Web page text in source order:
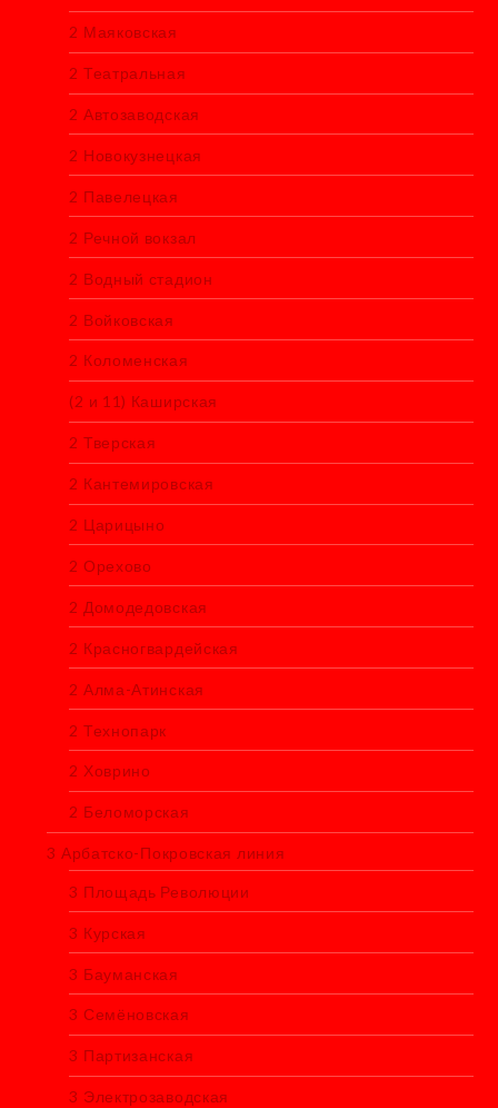
2 Маяковская
2 Театральная
2 Автозаводская
2 Новокузнецкая
2 Павелецкая
2 Речной вокзал
2 Водный стадион
2 Войковская
2 Коломенская
(2 и 11) Каширская
2 Тверская
2 Кантемировская
2 Царицыно
2 Орехово
2 Домодедовская
2 Красногвардейская
2 Алма-Атинская
2 Технопарк
2 Ховрино
2 Беломорская
3 Арбатско-Покровская линия
3 Площадь Революции
3 Курская
3 Бауманская
3 Семёновская
3 Партизанская
3 Электрозаводская